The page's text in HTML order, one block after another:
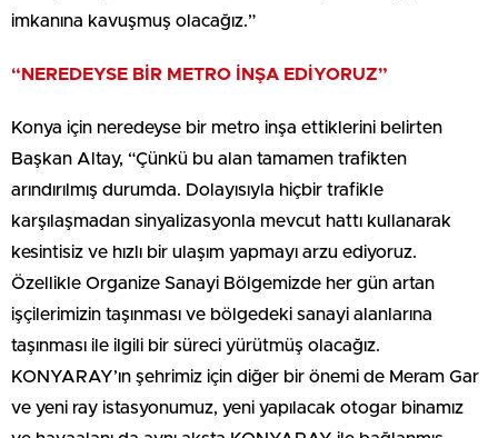
imkanına kavuşmuş olacağız.”
“NEREDEYSE BİR METRO İNŞA EDİYORUZ”
Konya için neredeyse bir metro inşa ettiklerini belirten
Başkan Altay, “Çünkü bu alan tamamen trafikten
arındırılmış durumda. Dolayısıyla hiçbir trafikle
karşılaşmadan sinyalizasyonla mevcut hattı kullanarak
kesintisiz ve hızlı bir ulaşım yapmayı arzu ediyoruz.
Özellikle Organize Sanayi Bölgemizde her gün artan
işçilerimizin taşınması ve bölgedeki sanayi alanlarına
taşınması ile ilgili bir süreci yürütmüş olacağız.
KONYARAY’ın şehrimiz için diğer bir önemi de Meram Gar
ve yeni ray istasyonumuz, yeni yapılacak otogar binamız